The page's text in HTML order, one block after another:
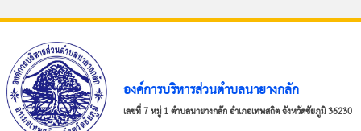
องค์การบริหารส่วนตำบลนายางกลัก
เลขที่ 7 หมู่ 1 ตำบลนายางกลัก อำเภอเทพสถิต จังหวัดชัยภูมิ 36230